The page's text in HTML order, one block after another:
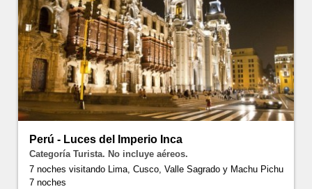
Perú - Luces del Imperio Inca
Categoría Turista. No incluye aéreos.
7 noches visitando Lima, Cusco, Valle Sagrado y Machu Pichu
7 noches